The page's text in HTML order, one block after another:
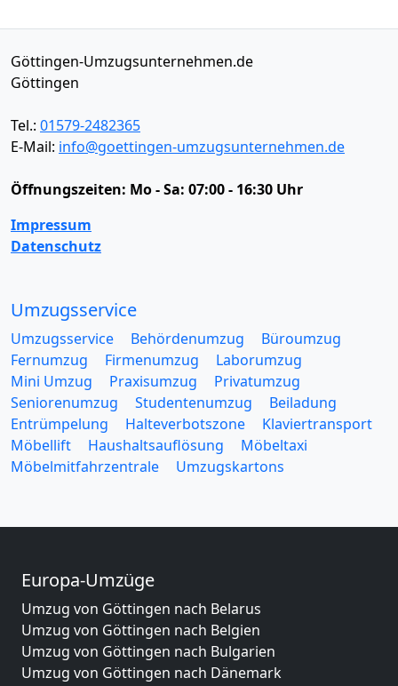
Göttingen-Umzugsunternehmen.de
Göttingen
Tel.: 01579-2482365
E-Mail: info@goettingen-umzugsunternehmen.de
Öffnungszeiten: Mo - Sa: 07:00 - 16:30 Uhr
Impressum
Datenschutz
Umzugsservice
Umzugsservice Behördenumzug
Büroumzug
Fernumzug
Firmenumzug
Laborumzug
Mini Umzug
Praxisumzug
Privatumzug
Seniorenumzug
Studentenumzug
Beiladung
Entrümpelung
Halteverbotszone
Klaviertransport
Möbellift
Haushaltsauflösung
Möbeltaxi
Möbelmitfahrzentrale
Umzugskartons
Europa-Umzüge
Umzug von Göttingen nach Belarus
Umzug von Göttingen nach Belgien
Umzug von Göttingen nach Bulgarien
Umzug von Göttingen nach Dänemark